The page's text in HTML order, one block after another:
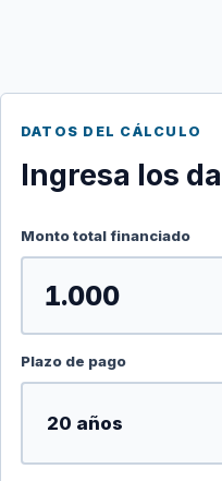
DATOS DEL CÁLCULO
Ingresa los
Monto total financiado
Plazo de pago